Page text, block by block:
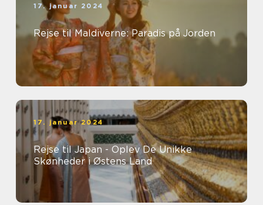
17. januar 2024
Rejse til Maldiverne: Paradis på Jorden
17. januar 2024
Rejse til Japan - Oplev De Unikke
Skønheder i Østens Land